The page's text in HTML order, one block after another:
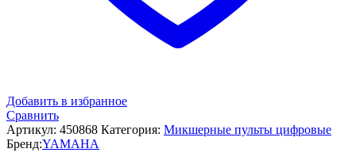
Добавить в избранное
Сравнить
Артикул: 450868 Категория: Микшерные пульты цифровые
Бренд:YAMAHA